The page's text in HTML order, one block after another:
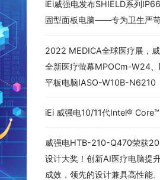
iEi威强电发布SHIELD系列
固型面板电脑——专为卫生严
2022 MEDICA全球医疗展，
全新医疗萤幕MPOCm-W24
平板电脑IASO-W10B-N6210
iEi 威强电10/11代Intel®
威强电HTB-210-Q470荣获
设计大奖！创新AI医疗电脑提
成效，领先的设计兼具高性能